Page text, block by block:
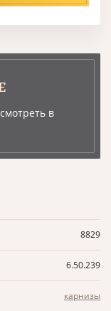
в
8829
6.50.239
карнизы